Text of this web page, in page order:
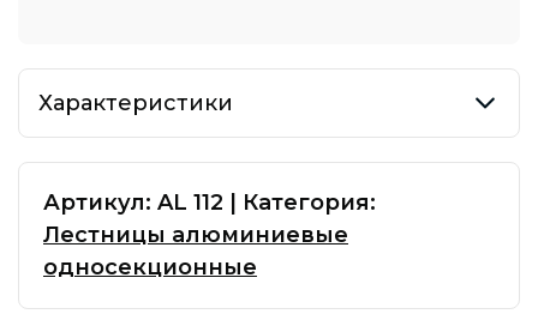
Характеристики
Артикул: AL 112
Категория:
Лестницы алюминиевые
односекционные